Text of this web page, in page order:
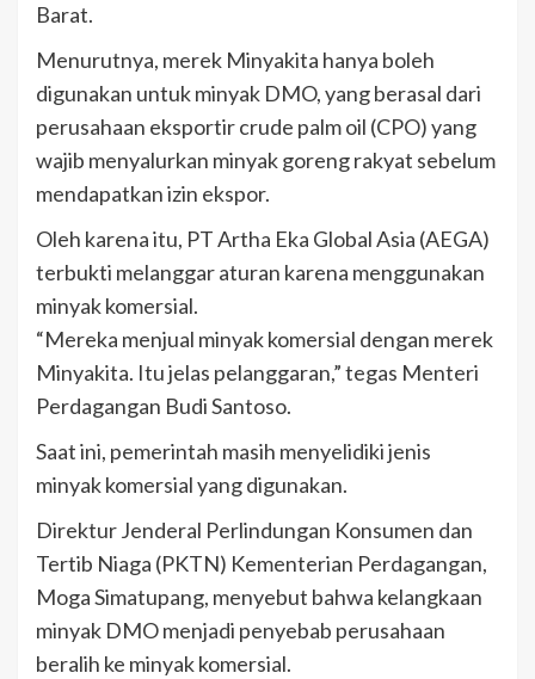
Barat.
Menurutnya, merek Minyakita hanya boleh
digunakan untuk minyak DMO, yang berasal dari
perusahaan eksportir crude palm oil (CPO) yang
wajib menyalurkan minyak goreng rakyat sebelum
mendapatkan izin ekspor.
Oleh karena itu, PT Artha Eka Global Asia (AEGA)
terbukti melanggar aturan karena menggunakan
minyak komersial.
“Mereka menjual minyak komersial dengan merek
Minyakita. Itu jelas pelanggaran,” tegas Menteri
Perdagangan Budi Santoso.
Saat ini, pemerintah masih menyelidiki jenis
minyak komersial yang digunakan.
Direktur Jenderal Perlindungan Konsumen dan
Tertib Niaga (PKTN) Kementerian Perdagangan,
Moga Simatupang, menyebut bahwa kelangkaan
minyak DMO menjadi penyebab perusahaan
beralih ke minyak komersial.